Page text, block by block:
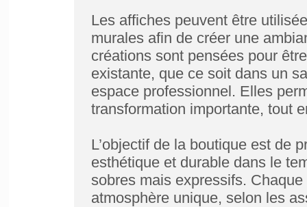
Les affiches peuvent être
murales afin de créer une
créations sont pensées pour
existante, que ce soit dans un
espace professionnel. Elles
transformation importante, tout
L’objectif de la boutique est de
esthétique et durable dans le
sobres mais expressifs.
atmosphère unique, selon les